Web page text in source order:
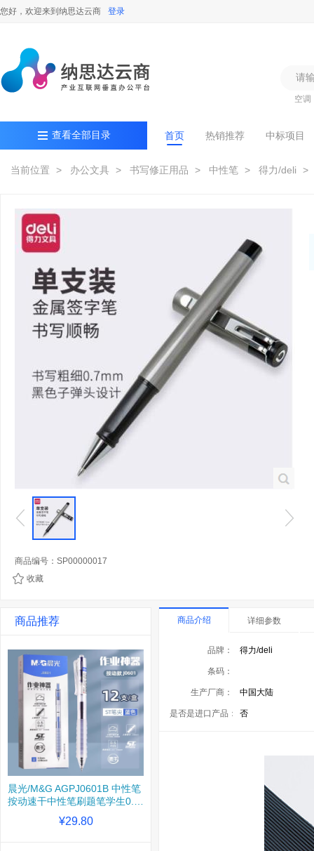
您好，欢迎来到纳思达云商 登录
空调
查看全部目录 首页 热销推荐 中标项目
当前位置 > 办公文具 > 书写修正用品 > 中性笔 > 得力/deli >
商品编号：SP00000017
收藏
商品推荐
晨光/M&G AGPJ0601B 中性笔
按动速干中性笔刷题笔学生0.5
12支/盒 一盒装¥29.80
商品介绍 详细参数
品牌： 得力/deli
条码：
生产厂商： 中国大陆
是否是进口产品： 否